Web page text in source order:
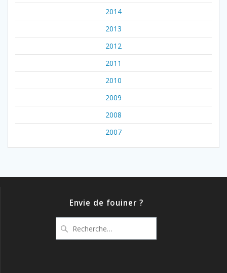
2014
2013
2012
2011
2010
2009
2008
2007
Envie de fouiner ?
pour